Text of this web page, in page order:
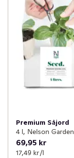
Premium Såjord
4 l, Nelson Garden
69,95 kr
17,49 kr /l